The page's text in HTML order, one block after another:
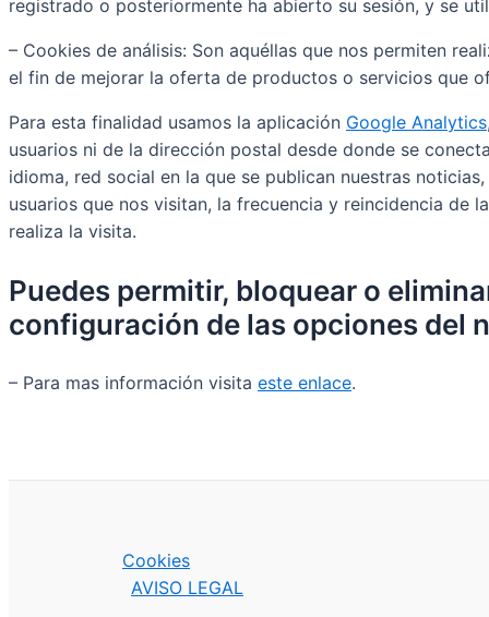
registrado o posteriormente ha abierto su sesión, y se
– Cookies de análisis: Son aquéllas que nos permiten
el fin de mejorar la oferta de productos o servicios que
Para esta finalidad usamos la aplicación Google Analytics
usuarios ni de la dirección postal desde donde se
idioma, red social en la que se publican nuestras
usuarios que nos visitan, la frecuencia y reincidencia de
realiza la visita.
Puedes permitir, bloquear o
configuración de las opciones del
– Para mas información visita este enlace.
Cookies
AVISO LEGAL